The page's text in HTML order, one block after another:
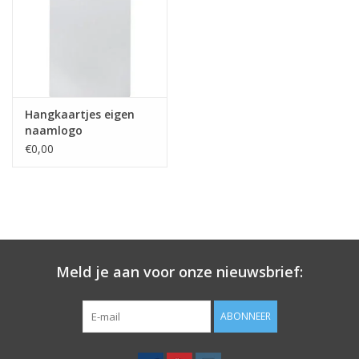
Hangkaartjes eigen
naamlogo
€0,00
Meld je aan voor onze nieuwsbrief:
ABONNEER